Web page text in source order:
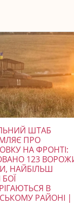
ШТАБ
ПРО
НА ФРОНТІ:
123
НАЙБІЛЬШ
БОЇ
В
РАЙОНІ |